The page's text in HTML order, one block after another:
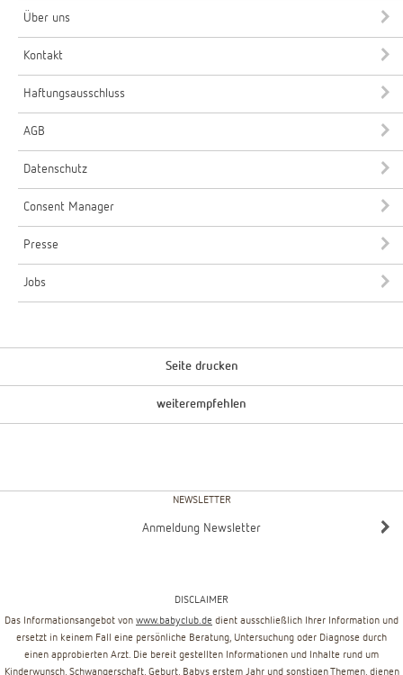
Über uns
Kontakt
Haftungsausschluss
AGB
Datenschutz
Consent Manager
Presse
Jobs
Seite drucken
weiterempfehlen
NEWSLETTER
Anmeldung Newsletter
DISCLAIMER
Das Informationsangebot von www.babyclub.de dient ausschließlich Ihrer Information und
ersetzt in keinem Fall eine persönliche Beratung, Untersuchung oder Diagnose durch
einen approbierten Arzt. Die bereit gestellten Informationen und Inhalte rund um
Kinderwunsch, Schwangerschaft, Geburt, Babys erstem Jahr und sonstigen Themen, dienen